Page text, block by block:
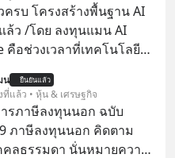
ษฐีซิลิคอนแวลลีย์วาดไว้ว่า
จะไปสร้างอาณานิคม
ด้วยเทคโนโลยีสุดล้ำ อาจ
ดาวอังคารเป็นเพียงนรกที่
งสีมรณะและฝุ่นพิษ แล้ว
ผู้นำเทคโนโลยีถึงยัง
กขายฝันลมๆ แล้งๆ นี้ให้
ครบ โครงสร้างพื้นฐาน AI
ล้ว /โดย ลงทุนแมน AI
คือช่วงเวลาที่เทคโนโลยี
องการเติบโตทาง
ะวิถีชีวิตของผู้คนอย่าง
ากนี้
น ยืนยันแล้ว
ที่แล้ว • หุ้น & เศรษฐกิจ
รภาษีลงทุนนอก ฉบับ
ภาษีลงทุนนอก คิดตาม
ลธรรมดา นั่นหมายความ